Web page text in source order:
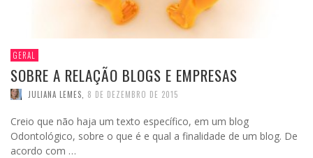
GERAL
SOBRE A RELAÇÃO BLOGS E EMPRESAS
JULIANA LEMES 8 DE DEZEMBRO DE 2015
Creio que não haja um texto específico, em um blog
Odontológico, sobre o que é e qual a finalidade de um blog. De
acordo com …